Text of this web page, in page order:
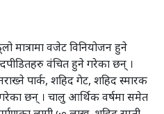
मात्रामा वजेट विनियोजन हुने
वंचित हुने गरेका छन् ।
पार्क, शहिद गेट, शहिद स्मारक
छन् । चालु आर्थिक वर्षमा समेत